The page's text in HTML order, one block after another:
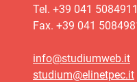
Tel. +39 041 5084911
Fax. +39 041
info@studiumweb.it
studium@elinetpec.it